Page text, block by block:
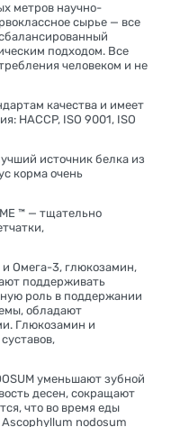
метров научно-
сырье — все
подходом. Все
человеком и не
качества и имеет
HACCP, ISO 9001, ISO
источник белка из
корма очень
™ — тщательно
Омега-3, глюкозамин,
поддерживать
роль в поддержании
обладают
Глюкозамин и
уменьшают зубной
десен, сокращают
что во время еды
nodosum